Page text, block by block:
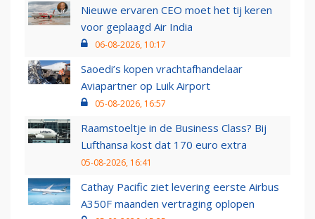
Nieuwe ervaren CEO moet het tij keren
voor geplaagd Air India
06-08-2026, 10:17
Saoedi’s kopen vrachtafhandelaar
Aviapartner op Luik Airport
05-08-2026, 16:57
Raamstoeltje in de Business Class? Bij
Lufthansa kost dat 170 euro extra
05-08-2026, 16:41
Cathay Pacific ziet levering eerste Airbus
A350F maanden vertraging oplopen